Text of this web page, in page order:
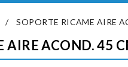
SOPORTE RICAME AIRE
AIRE ACOND. 45